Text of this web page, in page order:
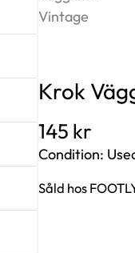
Krok
145 kr
Condition:
Såld hos